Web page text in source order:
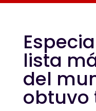
lista
del
obtuvo